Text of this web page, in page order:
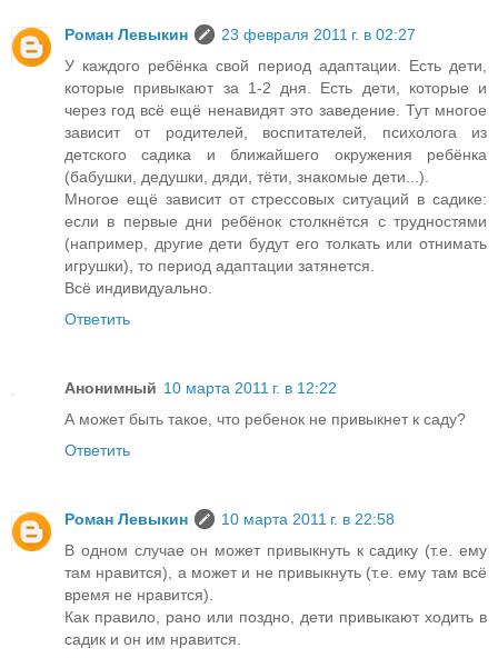
Роман Левыкин
23 февраля 2011 г. в 02:27
У каждого ребёнка свой период адаптации. Есть дети,
которые привыкают за 1-2 дня. Есть дети, которые и
через год всё ещё ненавидят это заведение. Тут многое
зависит от родителей, воспитателей, психолога из
детского садика и ближайшего окружения ребёнка
(бабушки, дедушки, дяди, тёти, знакомые дети...).
Многое ещё зависит от стрессовых ситуаций в садике:
если в первые дни ребёнок столкнётся с трудностями
(например, другие дети будут его толкать или отнимать
игрушки), то период адаптации затянется.
Всё индивидуально.
Ответить
Анонимный 10 марта 2011 г. в 12:22
А может быть такое, что ребенок не привыкнет к саду?
Ответить
Роман Левыкин
10 марта 2011 г. в 22:58
В одном случае он может привыкнуть к садику (т.е. ему
там нравится), а может и не привыкнуть (т.е. ему там всё
время не нравится).
Как правило, рано или поздно, дети привыкают ходить в
садик и он им нравится.